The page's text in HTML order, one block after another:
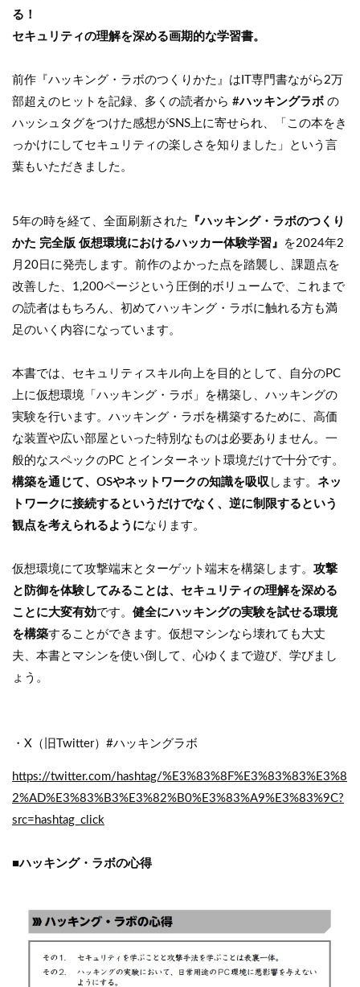
る！
セキュリティの理解を深める画期的な学習書。
前作『ハッキング・ラボのつくりかた』はIT専門書ながら2万
部超えのヒットを記録、多くの読者から #ハッキングラボ の
ハッシュタグをつけた感想がSNS上に寄せられ、「この本をき
っかけにしてセキュリティの楽しさを知りました」という言
葉もいただきました。
5年の時を経て、全面刷新された
『ハッキング・ラボのつくり
かた 完全版 仮想環境におけるハッカー体験学習』
を2024年2
月20日に発売します。前作のよかった点を踏襲し、課題点を
改善した、1,200ページという圧倒的ボリュームで、これまで
の読者はもちろん、初めてハッキング・ラボに触れる方も満
足のいく内容になっています。
本書では、セキュリティスキル向上を目的として、自分のPC
上に仮想環境「ハッキング・ラボ」を構築し、ハッキングの
実験を行います。ハッキング・ラボを構築するために、高価
な装置や広い部屋といった特別なものは必要ありません。一
般的なスペックのPC とインターネット環境だけで十分です。
構築を通じて、OSやネットワークの知識を吸収 します。 ネッ
トワークに接続するというだけでなく、逆に制限するという
観点を考えられるようになります。
仮想環境にて攻撃端末とターゲット端末を構築します。 攻撃
と防御を体験してみることは、セキュリティの理解を深める
ことに大変有効です。 健全にハッキングの実験を試せる環境
を構築することができます。仮想マシンなら壊れても大丈
夫、本書とマシンを使い倒して、心ゆくまで遊び、学びまし
ょう。
・X（旧Twitter）#ハッキングラボ
https://twitter.com/hashtag/%E3%83%8F%E3%83%83%E3%8
2%AD%E3%83%B3%E3%82%B0%E3%83%A9%E3%83%9C?
src=hashtag_click
■ハッキング・ラボの心得